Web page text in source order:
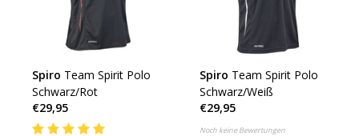
Spiro Team Spirit Polo
Schwarz/Rot
€29,95
Spiro Team Spirit Polo
Schwarz/Weiß
€29,95
Noch keine Bewertungen